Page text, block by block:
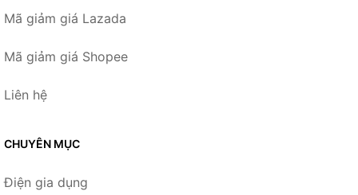
Mã giảm giá Lazada
Mã giảm giá Shopee
Liên hệ
CHUYÊN MỤC
Điện gia dụng